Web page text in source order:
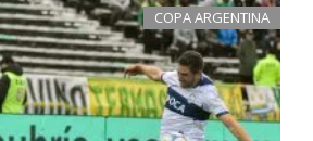
COPA ARGENTINA